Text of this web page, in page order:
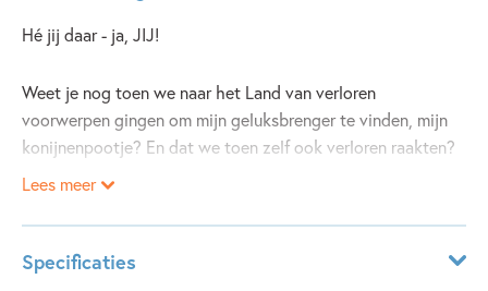
Hé jij daar - ja, JIJ!
Weet je nog toen we naar het Land van verloren
voorwerpen gingen om mijn geluksbrenger te vinden, mijn
konijnenpootje? En dat we toen zelf ook verloren raakten?
avonturen ooit.
Lees meer
Specificaties